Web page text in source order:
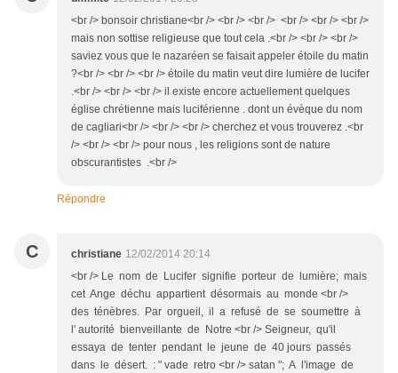
<br /> bonsoir christiane<br /> <br /> <br /> <br /> <br /> <br />
mais non sottise religieuse que tout cela .<br /> <br /> <br />
saviez vous que le nazaréen se faisait appeler étoile du matin
?<br /> <br /> <br /> étoile du matin veut dire lumière de lucifer
.<br /> <br /> <br /> il existe encore actuellement quelques
église chrétienne mais luciférienne . dont un évèque du nom
de cagliari<br /> <br /> <br /> cherchez et vous trouverez .<br
/> <br /> <br /> pour nous , les religions sont de nature
obscurantistes .<br />
Répondre
C christiane 12/02/2014 20:14
<br /> Le nom de Lucifer signifie porteur de lumière; mais
cet Ange déchu appartient désormais au monde <br />
des ténèbres. Par orgueil, il a refusé de se soumettre à
l' autorité bienveillante de Notre <br /> Seigneur, qu'il
essaya de tenter pendant le jeune de 40 jours passés
dans le désert. : " vade retro <br /> satan "; A l'image de